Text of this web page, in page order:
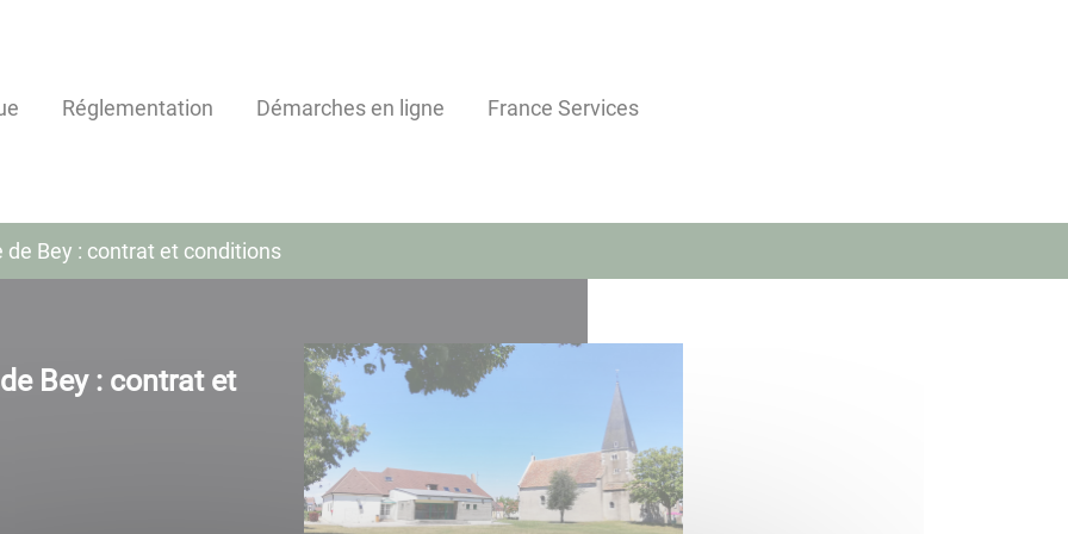
Réglementation Démarches en ligne France Services
Bey : contrat et conditions
Bey : contrat et